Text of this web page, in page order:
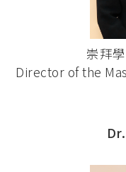
崇拜
Director of the